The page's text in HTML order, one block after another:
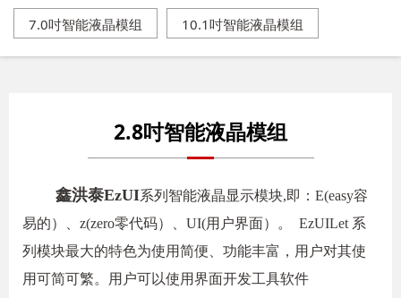
7.0吋智能液晶模组 10.1吋智能液晶模组
2.8吋智能液晶模组
鑫洪泰EzUI系列智能液晶显示模块,即：E(easy容
易的）、z(zero零代码）、UI(用户界面）。
EzUILet 系
列模块最大的特色为使用简便、功能丰富，用户对其使
用可简可繁。用户可以使用界面开发工具软件